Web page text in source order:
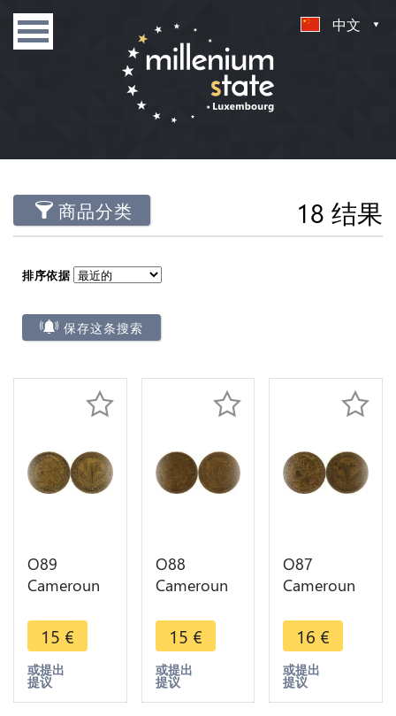
中文
商品分类 18 结果
排序依据
保存这条搜索
O89
Cameroun
Territoire
Sous
Mandat
1925 ->
15 €
或提出
提议
O88
Cameroun
Territoire
Sous
Mandat
1924 ->
15 €
或提出
提议
O87
Cameroun
Centimes
Territoire
Sous
Mandat
16 €
或提出
提议